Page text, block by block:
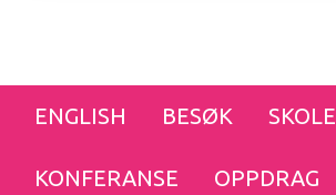
ENGLISH BESØK SKOLE
KONFERANSE OPPDRAG